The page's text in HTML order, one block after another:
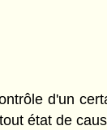
d'un
état de